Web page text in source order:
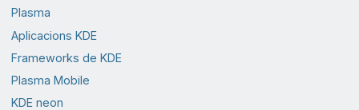
Plasma
Aplicacions KDE
Frameworks de KDE
Plasma Mobile
KDE neon